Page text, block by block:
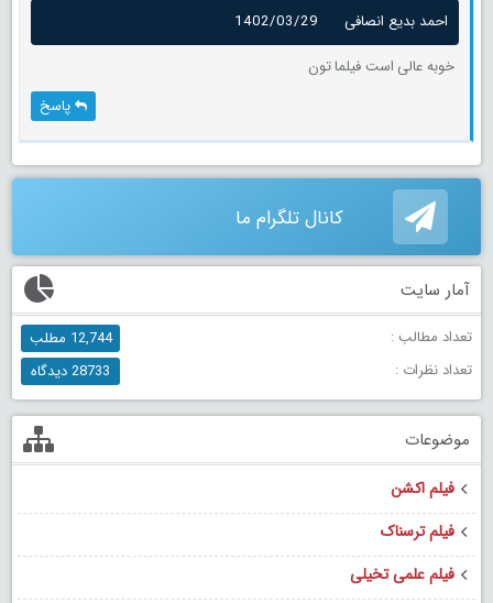
احمد بدیع انصافی
1402/03/29
خوبه عالی است فیلما تون
پاسخ
کانال تلگرام ما
آمار سایت
تعداد مطالب :
12,744 مطلب
تعداد نظرات :
28733 دیدگاه
موضوعات
فیلم اکشن
فیلم ترسناک
فیلم علمی تخیلی